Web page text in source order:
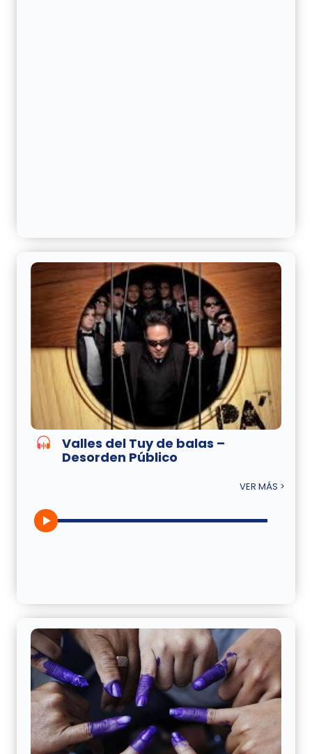
Valles del Tuy de balas –
Desorden Público
VER MÁS >